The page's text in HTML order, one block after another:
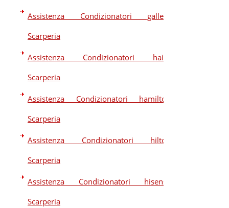
Assistenza Condizionatori galletti
Scarperia
Assistenza Condizionatori haier
Scarperia
Assistenza Condizionatori hamilton
Scarperia
Assistenza Condizionatori hilton
Scarperia
Assistenza Condizionatori hisense
Scarperia